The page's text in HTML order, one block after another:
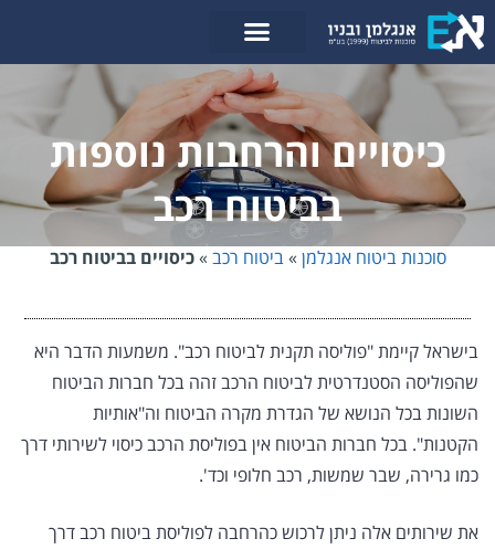
לתוכן
כיסויים והרחבות נוספות
בביטוח רכב
סוכנות ביטוח אנגלמן »ביטוח רכב »כיסויים בביטוח רכב
בישראל קיימת "פוליסה תקנית לביטוח רכב". משמעות הדבר היא
שהפוליסה הסטנדרטית לביטוח הרכב זהה בכל חברות הביטוח
השונות בכל הנושא של הגדרת מקרה הביטוח וה"אותיות
הקטנות". בכל חברות הביטוח איןבפוליסת הרכב כיסוי לשירותי דרך
כמו גרירה, שבר שמשות, רכב חלופי וכד'.
את שירותים אלה ניתן לרכוש כהרחבה לפוליסת ביטוח רכב דרך